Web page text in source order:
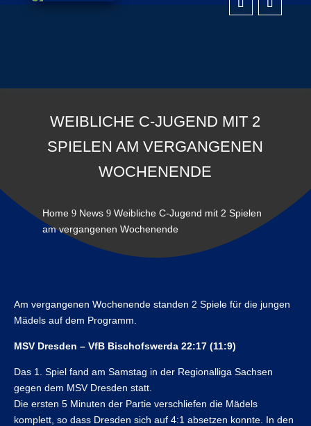
WEIBLICHE C-JUGEND MIT 2
SPIELEN AM VERGANGENEN
WOCHENENDE
Home 9 News 9 Weibliche C-Jugend mit 2 Spielen
am vergangenen Wochenende
Am vergangenen Wochenende standen 2 Spiele für die jungen
Mädels auf dem Programm.
MSV Dresden – VfB Bischofswerda 22:17 (11:9)
Das 1. Spiel fand am Samstag in der Regionalliga Sachsen
gegen dem MSV Dresden statt.
Die ersten 5 Minuten der Partie verschliefen die Mädels
komplett, so dass Dresden sich auf 4:1 absetzen konnte. In den